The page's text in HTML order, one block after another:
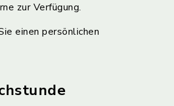
zur Verfügung.
einen persönlichen